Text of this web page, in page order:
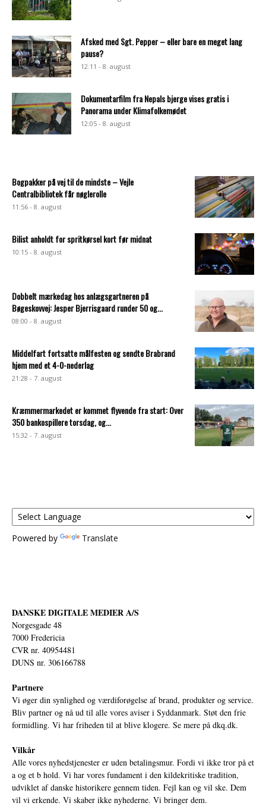
Afsked med Sgt. Pepper – eller bare en meget lang
pause?
12:11 - 8. august
Dokumentarfilm fra Nepals bjerge vises gratis i
Panorama under Klimafolkemødet
12:05 - 8. august
Bogpakker på vej til de mindste – Vejle
Centralbibliotek får nøglerolle
11:56 - 8. august
Bilist anholdt for spritkørsel kort før midnat
10:15 - 8. august
Dobbelt mærkedag hos anlægsgartneren på
Bøgeskovvej: Jesper Bjerrisgaard runder 50 og...
08:00 - 8. august
Middelfart fortsatte målfesten og sendte Brabrand
hjem med et 4-0-nederlag
21:28 - 7. august
Kræmmermarkedet er kommet flyvende fra start: Over
350 bankospillere torsdag, og...
15:32 - 7. august
Powered by Translate
DANSKE DIGITALE MEDIER A/S
Norgesgade 48
7000 Fredericia
CVR nr. 40954481
DUNS nr. 306166788
Partnere
Vi øger din synlighed og værdiforøgelse af brand, produkter og service.
Bliv partner og nå ud til alle vores aviser i Syddanmark. Støt den frie
formidling. Vi har friheden til at blive klogere. Se mere på dkq.dk.
Vilkår
Alle vores nyhedstjenester er uden betalingsmur. Fordi vi ikke tror på et
a og et b hold. Vi har vores fundament i den kildekritiske tradition,
udviklet af danske historikere gennem tiden. Fejl kan og vil ske. Dem
vil vi erkende. Vi skaber ikke nyhederne. Vi bringer dem.